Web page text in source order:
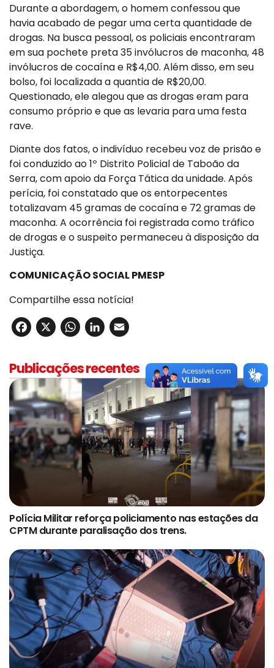
Durante a abordagem, o homem confessou que
havia acabado de pegar uma certa quantidade de
drogas. Na busca pessoal, os policiais encontraram
em sua pochete preta 35 invólucros de maconha, 48
invólucros de cocaína e R$4,00. Além disso, em seu
bolso, foi localizada a quantia de R$20,00.
Questionado, ele alegou que as drogas eram para
consumo próprio e que as levaria para uma festa
rave.
Diante dos fatos, o indivíduo recebeu voz de prisão e
foi conduzido ao 1º Distrito Policial de Taboão da
Serra, com apoio da Força Tática da unidade. Após
perícia, foi constatado que os entorpecentes
totalizavam 45 gramas de cocaína e 72 gramas de
maconha. A ocorrência foi registrada como tráfico
de drogas e o suspeito permaneceu à disposição da
Justiça.
COMUNICAÇÃO SOCIAL PMESP
Compartilhe essa notícia!
Facebook
X WhatsApp
LinkedIn
Publicações recentes
Polícia Militar reforça policiamento nas estações da
CPTM durante paralisação dos trens.